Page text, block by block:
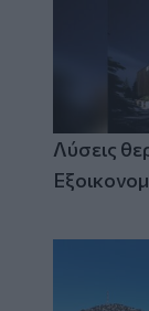
Λύσεις